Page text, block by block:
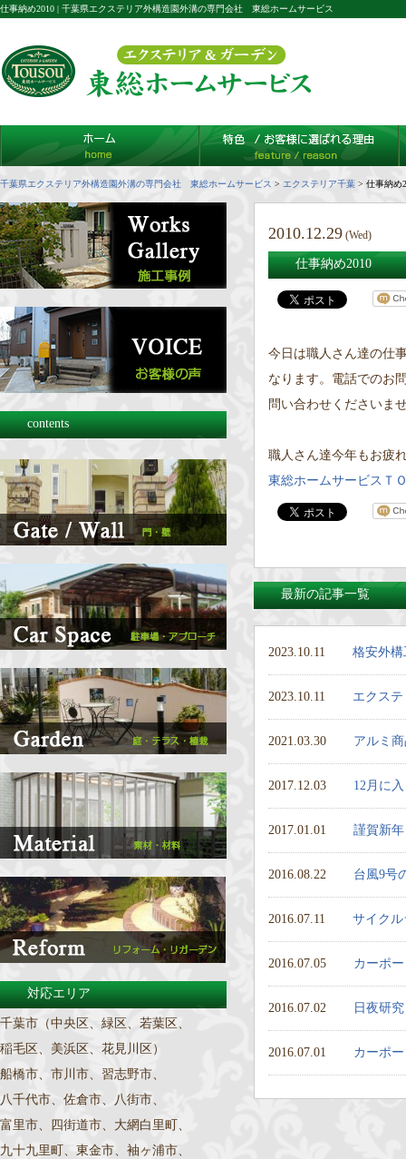
仕事納め2010 | 千葉県エクステリア外構造園外溝の専門会社 東総ホームサービス
千葉県エクステリア外構造園外溝の専門会社 東総ホームサービス > エクステリア千葉 > 仕事納め
2010.12.29 (Wed)
仕事納め2010
今日は職人さん達の仕
なります。電話でのお
問い合わせくださいま
職人さん達今年もお疲
東総ホームサービスＴ
最新の記事一覧
2023.10.11 格安外
2023.10.11 エクス
2021.03.30 アルミ
2017.12.03 12月に
2017.01.01 謹賀新年
2016.08.22 台風9号
2016.07.11 サイク
2016.07.05 カーポ
2016.07.02 日夜研
2016.07.01 カーポ
contents
対応エリア
千葉市（中央区、緑区、若葉区、
稲毛区、美浜区、花見川区）
船橋市、市川市、習志野市、
八千代市、佐倉市、八街市、
富里市、四街道市、大網白里町、
九十九里町、東金市、袖ヶ浦市、